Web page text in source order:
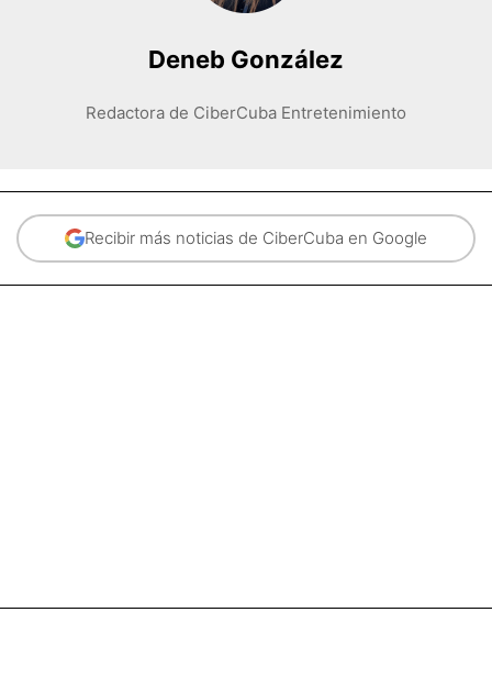
Deneb González
Redactora de CiberCuba Entretenimiento
Recibir más noticias de CiberCuba en Google